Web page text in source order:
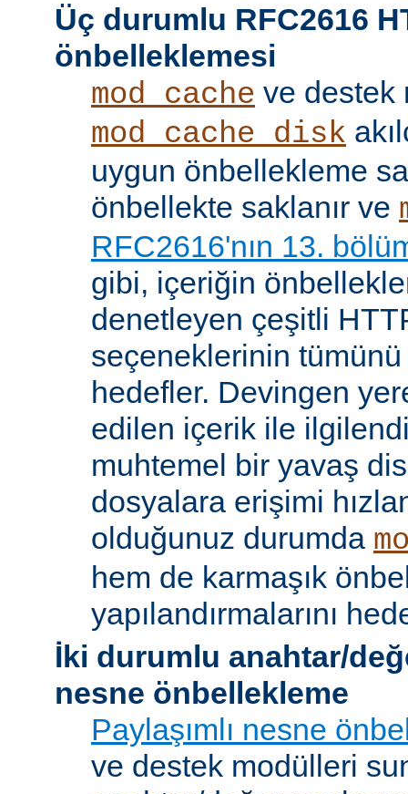
Üç durumlu RFC2616
önbelleklemesi
mod_cache ve destek
mod_cache_disk
uygun önbellekleme
önbellekte saklanır ve
RFC2616'nın 13.
gibi, içeriğin
denetleyen çeşitli
seçeneklerinin tümünü
hedefler. Devingen
edilen içerik ile
muhtemel bir yavaş
dosyalara erişimi
olduğunuz durumda
hem de karmaşık
yapılandırmalarını
İki durumlu anahtar/
nesne önbellekleme
Paylaşımlı nesne
ve destek modülleri